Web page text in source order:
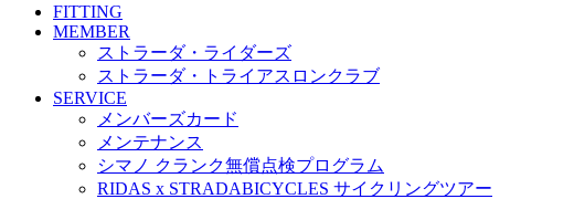
FITTING
MEMBER
ストラーダ・ライダーズ
ストラーダ・トライアスロンクラブ
SERVICE
メンバーズカード
メンテナンス
シマノ クランク無償点検プログラム
RIDAS x STRADABICYCLES サイクリングツアー